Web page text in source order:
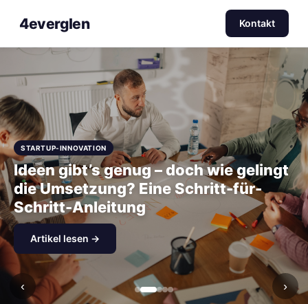
4everglen Kontakt
STARTUP-INNOVATION
Ideen gibt’s genug – doch wie gelingt
die Umsetzung? Eine Schritt-für-
Schritt-Anleitung
Artikel lesen →
‹ ›